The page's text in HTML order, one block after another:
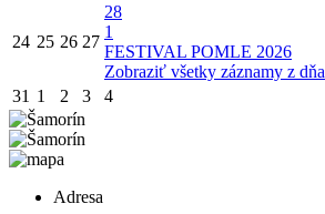
24 25 26 27
28
1
FESTIVAL POMLE 2026
Zobraziť všetky záznamy z dňa
31 1 2 3 4
Adresa